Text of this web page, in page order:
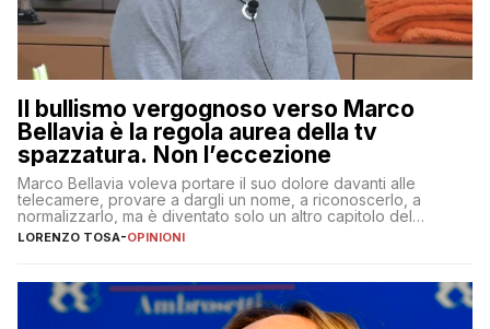
Il bullismo vergognoso verso Marco
Bellavia è la regola aurea della tv
spazzatura. Non l’eccezione
Marco Bellavia voleva portare il suo dolore davanti alle
telecamere, provare a dargli un nome, a riconoscerlo, a
normalizzarlo, ma è diventato solo un altro capitolo del
copione
LORENZO TOSA-OPINIONI